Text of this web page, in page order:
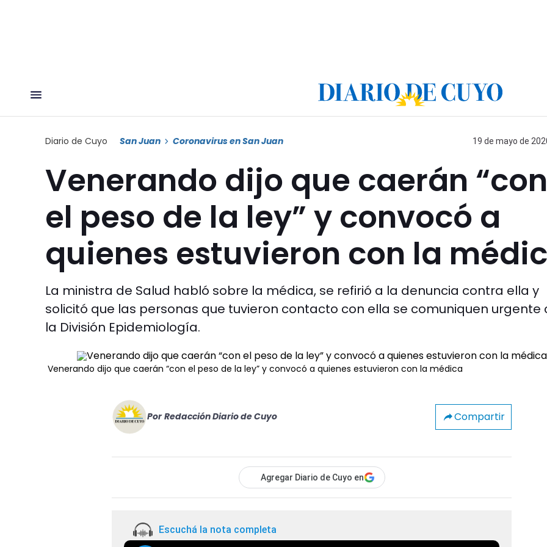
Diario de Cuyo San Juan Coronavirus en San Juan 19 de mayo de
Venerando dijo que caerán “con
el peso de la ley” y convocó a
quienes estuvieron con la
La ministra de Salud habló sobre la médica, se refirió a la denuncia contra ella y
solicitó que las personas que tuvieron contacto con ella se comuniquen urgente
la División Epidemiología.
Venerando dijo que caerán “con el peso de la ley” y convocó a quienes estuvieron con la médica
Por Redacción Diario de Cuyo Compartir
Agregar Diario de Cuyo en
Escuchá la nota completa